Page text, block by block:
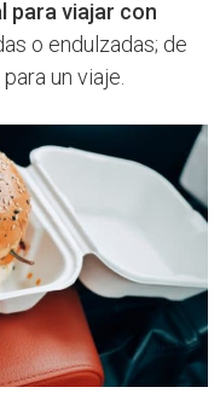
para viajar con
o endulzadas; de
un viaje.